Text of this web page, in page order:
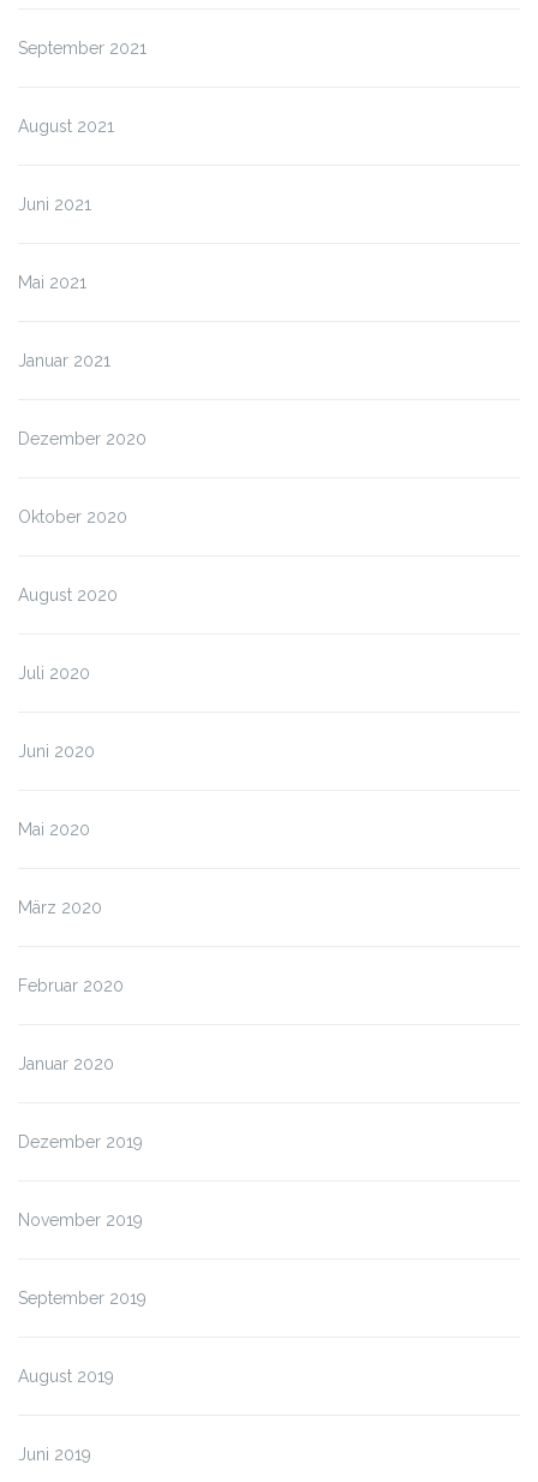
September 2021
August 2021
Juni 2021
Mai 2021
Januar 2021
Dezember 2020
Oktober 2020
August 2020
Juli 2020
Juni 2020
Mai 2020
März 2020
Februar 2020
Januar 2020
Dezember 2019
November 2019
September 2019
August 2019
Juni 2019